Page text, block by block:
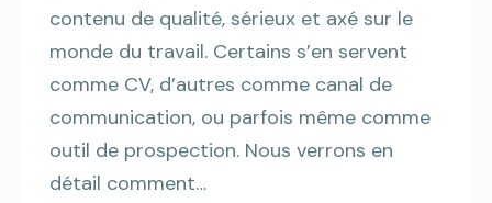
contenu de qualité, sérieux et axé sur le
monde du travail. Certains s’en servent
comme CV, d’autres comme canal de
communication, ou parfois même comme
outil de prospection. Nous verrons en
détail comment…